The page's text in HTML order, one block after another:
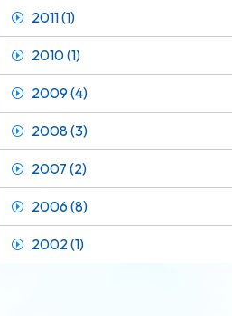
2011 (1)
2010 (1)
2009 (4)
2008 (3)
2007 (2)
2006 (8)
2002 (1)